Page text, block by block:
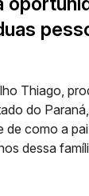
Thiago,
do
de como a
dessa